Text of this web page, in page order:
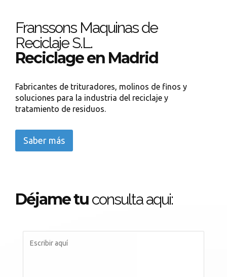
Franssons Maquinas de
Reciclaje S.L.
Reciclage en Madrid
Fabricantes de trituradores, molinos de finos y
soluciones para la industria del reciclaje y
tratamiento de residuos.
Saber más
Déjame tu consulta aqui: